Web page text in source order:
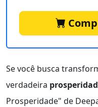
Se você busca
verdadeira
Prosperidade" de